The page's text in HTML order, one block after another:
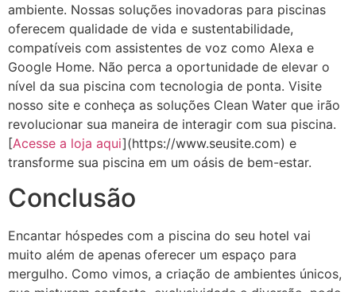
ambiente. Nossas soluções inovadoras para piscinas
oferecem qualidade de vida e sustentabilidade,
compatíveis com assistentes de voz como Alexa e
Google Home. Não perca a oportunidade de elevar o
nível da sua piscina com tecnologia de ponta. Visite
nosso site e conheça as soluções Clean Water que irão
revolucionar sua maneira de interagir com sua piscina.
[Acesse a loja aqui](https://www.seusite.com) e
transforme sua piscina em um oásis de bem-estar.
Conclusão
Encantar hóspedes com a piscina do seu hotel vai
muito além de apenas oferecer um espaço para
mergulho. Como vimos, a criação de ambientes únicos,